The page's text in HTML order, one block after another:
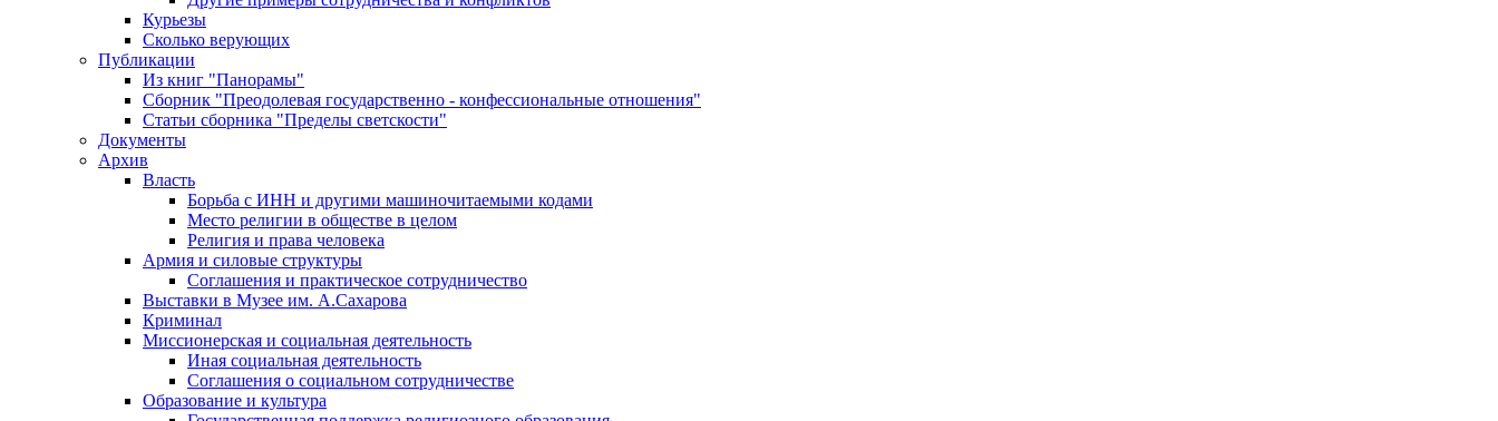
Курьезы
Сколько верующих
Публикации
Из книг "Панорамы"
Сборник "Преодолевая государственно - конфессиональные отношения"
Статьи сборника "Пределы светскости"
Документы
Архив
Власть
Борьба с ИНН и другими машиночитаемыми кодами
Место религии в обществе в целом
Религия и права человека
Армия и силовые структуры
Соглашения и практическое сотрудничество
Выставки в Музее им. А.Сахарова
Криминал
Миссионерская и социальная деятельность
Иная социальная деятельность
Соглашения о социальном сотрудничестве
Образование и культура